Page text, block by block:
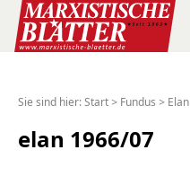
Sie sind hier:Start > Fundus > Elan
elan 1966/07